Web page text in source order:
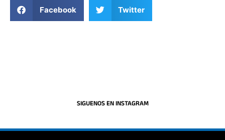
Facebook Twitter
SIGUENOS EN INSTAGRAM